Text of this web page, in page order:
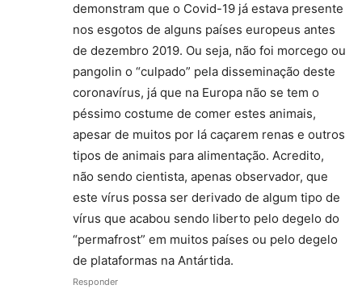
demonstram que o Covid-19 já estava presente
nos esgotos de alguns países europeus antes
de dezembro 2019. Ou seja, não foi morcego ou
pangolin o “culpado” pela disseminação deste
coronavírus, já que na Europa não se tem o
péssimo costume de comer estes animais,
apesar de muitos por lá caçarem renas e outros
tipos de animais para alimentação. Acredito,
não sendo cientista, apenas observador, que
este vírus possa ser derivado de algum tipo de
vírus que acabou sendo liberto pelo degelo do
“permafrost” em muitos países ou pelo degelo
de plataformas na Antártida.
Responder